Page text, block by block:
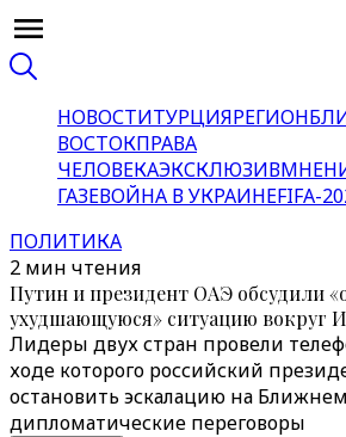
НОВОСТИТУРЦИЯРЕГИОН
ВОСТОКПРАВА
ЧЕЛОВЕКАЭКСКЛЮЗИВ
ГАЗЕВОЙНА В УКРАИНЕFIFA-
ПОЛИТИКА
2 мин чтения
Путин и президент ОАЭ обсудили
ухудшающуюся» ситуацию вокруг
Лидеры двух стран провели
ходе которого российский
остановить эскалацию на
дипломатические переговоры